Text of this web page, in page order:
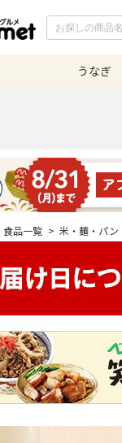
うなぎ
食品一覧 > 米・麺・パン